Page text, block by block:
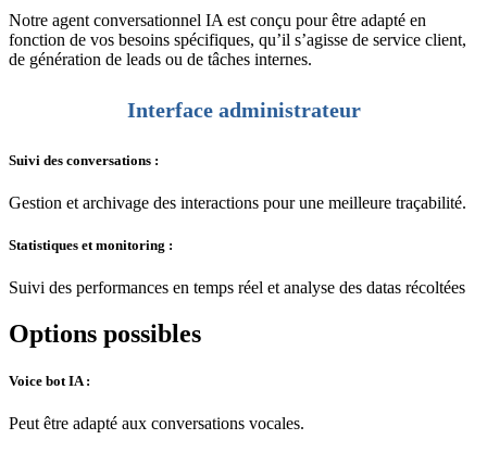
Notre agent conversationnel IA est conçu pour être adapté en
fonction de vos besoins spécifiques, qu’il s’agisse de service client,
de génération de leads ou de tâches internes.
Interface administrateur
Suivi des conversations :
Gestion et archivage des interactions pour une meilleure traçabilité.
Statistiques et monitoring :
Suivi des performances en temps réel et analyse des datas récoltées
Options possibles
Voice bot IA :
Peut être adapté aux conversations vocales.